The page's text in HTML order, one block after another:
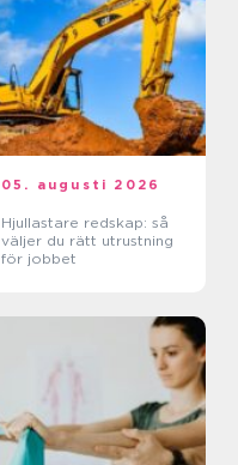
05. augusti 2026
Hjullastare redskap: så
väljer du rätt utrustning
för jobbet